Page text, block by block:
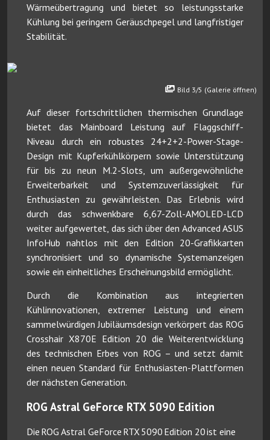
Wärmeübertragung und bietet so leistungsstarke
Kühlung bei geringem Geräuschpegel und langfristiger
Stabilität.
Bild 3/5 (Galerie öffnen)
Auf dieser fortschrittlichen thermischen Grundlage
bietet das Mainboard Leistung auf Flaggschiff-
Niveau durch ein robustes 24+2+2-Power-Stage-
Design mit Kupferkühlkörpern sowie Unterstützung
für bis zu neun M.2-Slots, um außergewöhnliche
Erweiterbarkeit und Systemzuverlässigkeit für
Enthusiasten zu gewährleisten. Das Erlebnis wird
durch das schwenkbare 6,67-Zoll-AMOLED-LCD
weiter aufgewertet, das sich über den Advanced ASUS
InfoHub nahtlos mit den Edition 20-Grafikkarten
synchronisiert und so dynamische Systemanzeigen
sowie ein einheitliches Erscheinungsbild ermöglicht.
Durch die Kombination aus integrierten
Kühlinnovationen, extremer Leistung und einem
sammelwürdigen Jubiläumsdesign verkörpert das ROG
Crosshair X870E Edition 20 die Weiterentwicklung
des technischen Erbes von ROG – und setzt damit
einen neuen Standard für Enthusiasten-Plattformen
der nächsten Generation.
ROG Astral GeForce RTX 5090 Edition
Die ROG Astral GeForce RTX 5090 Edition 20 ist eine